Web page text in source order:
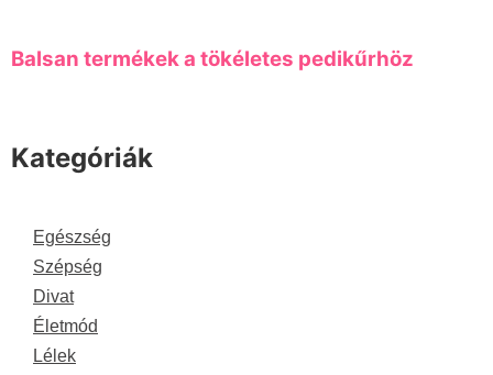
Balsan termékek a tökéletes pedikűrhöz
Kategóriák
Egészség
Szépség
Divat
Életmód
Lélek